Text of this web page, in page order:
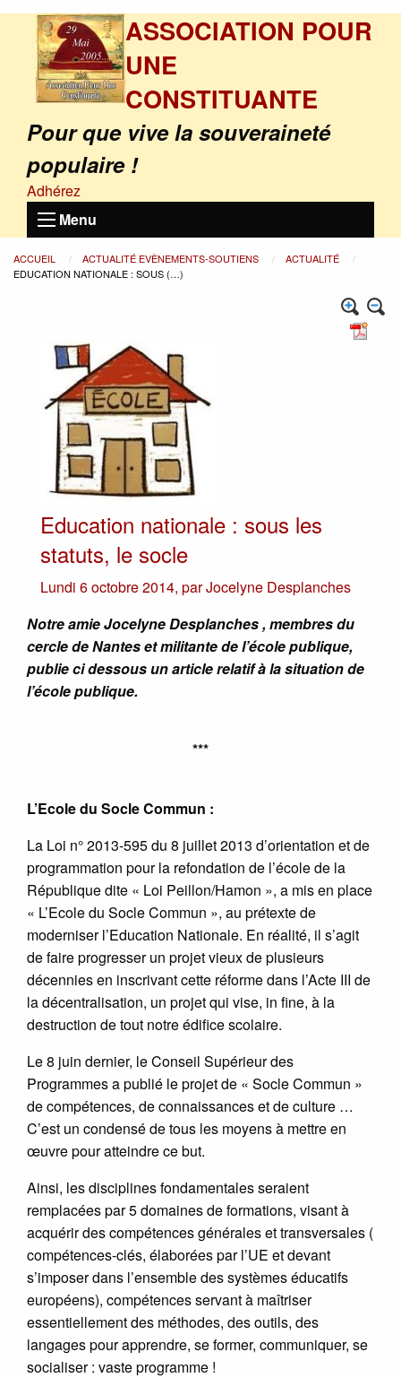
ASSOCIATION POUR
UNE
CONSTITUANTE
Pour que vive la souveraineté
populaire !
Adhérez
Menu
ACCUEIL ACTUALITÉ EVÈNEMENTS-SOUTIENS
ACTUALITÉ
EDUCATION NATIONALE : SOUS (…)
Education nationale : sous les
statuts, le socle
Lundi 6 octobre 2014, parJocelyne Desplanches
Notre amie Jocelyne Desplanches , membres du
cercle de Nantes et militante de l’école publique,
publie ci dessous un article relatif à la situation de
l’école publique.
***
L’Ecole du Socle Commun :
La Loi n° 2013-595 du 8 juillet 2013 d’orientation et de
programmation pour la refondation de l’école de la
République dite « Loi Peillon/Hamon », a mis en place
« L’Ecole du Socle Commun », au prétexte de
moderniser l’Education Nationale. En réalité, il s’agit
de faire progresser un projet vieux de plusieurs
décennies en inscrivant cette réforme dans l’Acte III de
la décentralisation, un projet qui vise, in fine, à la
destruction de tout notre édifice scolaire.
Le 8 juin dernier, le Conseil Supérieur des
Programmes a publié le projet de « Socle Commun »
de compétences, de connaissances et de culture …
C’est un condensé de tous les moyens à mettre en
œuvre pour atteindre ce but.
Ainsi, les disciplines fondamentales seraient
remplacées par 5 domaines de formations, visant à
acquérir des compétences générales et transversales (
compétences-clés, élaborées par l’UE et devant
s’imposer dans l’ensemble des systèmes éducatifs
européens), compétences servant à maîtriser
essentiellement des méthodes, des outils, des
langages pour apprendre, se former, communiquer, se
socialiser : vaste programme !